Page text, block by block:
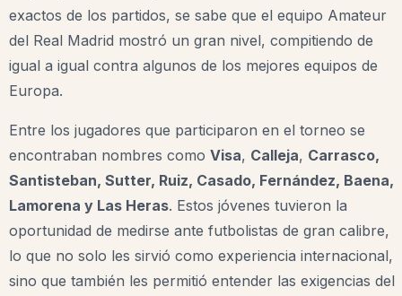
exactos de los partidos, se sabe que el equipo Amateur
del Real Madrid mostró un gran nivel, compitiendo de
igual a igual contra algunos de los mejores equipos de
Europa.
Entre los jugadores que participaron en el torneo se
encontraban nombres como Visa, Calleja, Carrasco,
Santisteban, Sutter, Ruiz, Casado, Fernández, Baena,
Lamorena y Las Heras. Estos jóvenes tuvieron la
oportunidad de medirse ante futbolistas de gran calibre,
lo que no solo les sirvió como experiencia internacional,
sino que también les permitió entender las exigencias del